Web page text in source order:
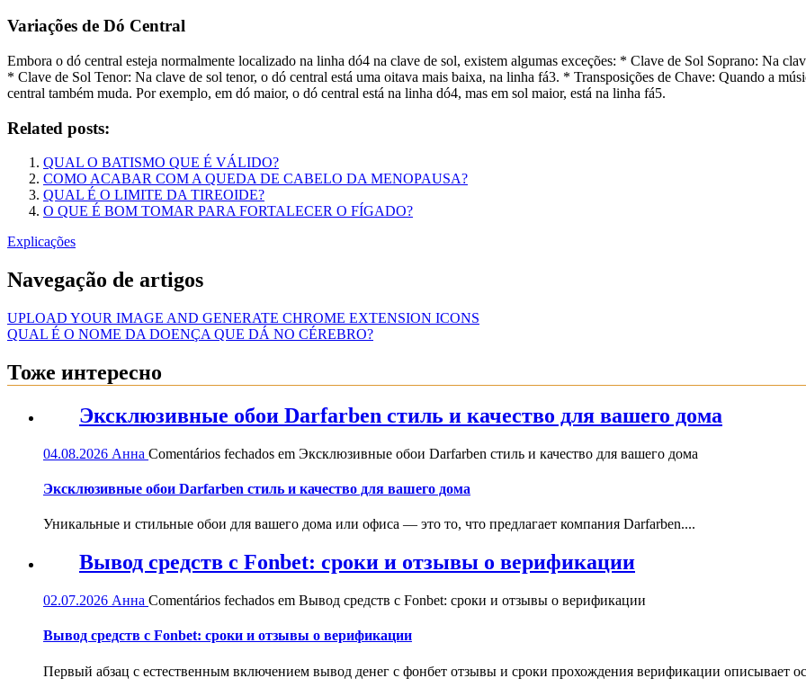
Variações de Dó Central
Embora o dó central esteja normalmente localizado na linha dó4 na clave de sol, existem algumas exceções: * Clave de Sol Soprano: Na
* Clave de Sol Tenor: Na clave de sol tenor, o dó central está uma oitava mais baixa, na linha fá3. * Transposições de Chave: Quando a
central também muda. Por exemplo, em dó maior, o dó central está na linha dó4, mas em sol maior, está na linha fá5.
Related posts:
QUAL O BATISMO QUE É VÁLIDO?
COMO ACABAR COM A QUEDA DE CABELO DA MENOPAUSA?
QUAL É O LIMITE DA TIREOIDE?
O QUE É BOM TOMAR PARA FORTALECER O FÍGADO?
Explicações
Navegação de artigos
UPLOAD YOUR IMAGE AND GENERATE CHROME EXTENSION ICONS
QUAL É O NOME DA DOENÇA QUE DÁ NO CÉREBRO?
Тоже интересно
Эксклюзивные обои Darfarben стиль и качество для вашего дома
04.08.2026 Анна Comentários fechados em Эксклюзивные обои Darfarben стиль и качество для вашего дома
Эксклюзивные обои Darfarben стиль и качество для вашего дома
Уникальные и стильные обои для вашего дома или офиса — это то, что предлагает компания Darfarben....
Вывод средств с Fonbet: сроки и отзывы о верификации
02.07.2026 Анна Comentários fechados em Вывод средств с Fonbet: сроки и отзывы о верификации
Вывод средств с Fonbet: сроки и отзывы о верификации
Первый абзац с естественным включением вывод денег с фонбет отзывы и сроки прохождения верификации описывает